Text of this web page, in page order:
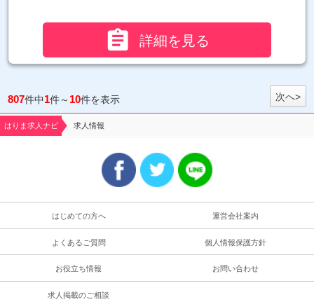
 詳細を見る
807件中1件～ 10件を表示 次へ>
はりま求人ナビ 求人情報
はじめての方へ 運営会社案内
よくあるご質問 個人情報保護方針
お役立ち情報 お問い合わせ
求人掲載のご相談